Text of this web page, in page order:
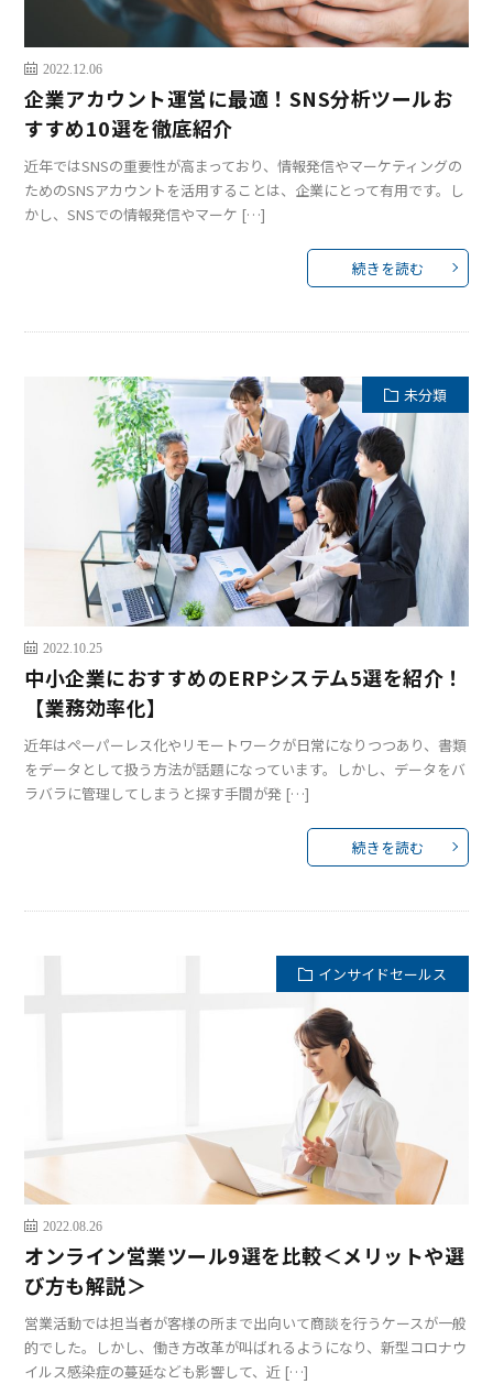
2022.12.06
企業アカウント運営に最適！SNS分析ツールお
すすめ10選を徹底紹介
近年ではSNSの重要性が高まっており、情報発信やマーケティングの
ためのSNSアカウントを活用することは、企業にとって有用です。し
かし、SNSでの情報発信やマーケ […]
続きを読む
未分類
2022.10.25
中小企業におすすめのERPシステム5選を紹介！
【業務効率化】
近年はペーパーレス化やリモートワークが日常になりつつあり、書類
をデータとして扱う方法が話題になっています。しかし、データをバ
ラバラに管理してしまうと探す手間が発 […]
続きを読む
インサイドセールス
2022.08.26
オンライン営業ツール9選を比較＜メリットや選
び方も解説＞
営業活動では担当者が客様の所まで出向いて商談を行うケースが一般
的でした。しかし、働き方改革が叫ばれるようになり、新型コロナウ
イルス感染症の蔓延なども影響して、近 […]